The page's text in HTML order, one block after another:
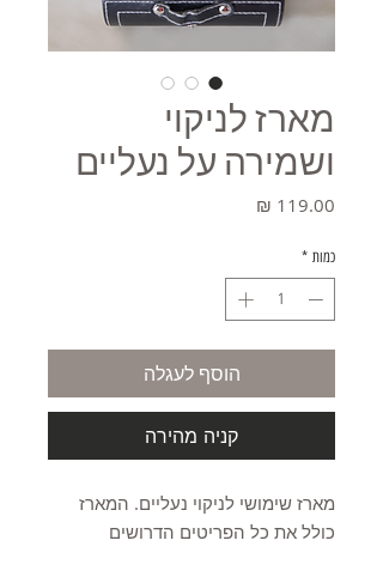
מארז לניקוי
ושמירה על נעליים
כמות *
הוסף לעגלה
קניה מהירה
מארז שימושי לניקוי נעליים. המארז
כולל את כל הפריטים הדרושים